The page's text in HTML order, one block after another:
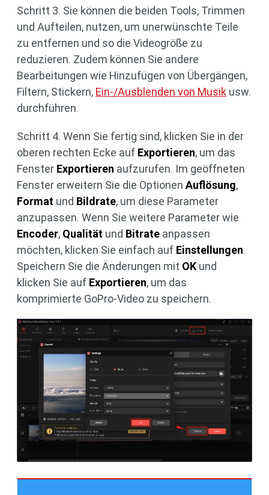
Schritt 3. Sie können die beiden Tools, Trimmen
und Aufteilen, nutzen, um unerwünschte Teile
zu entfernen und so die Videogröße zu
reduzieren. Zudem können Sie andere
Bearbeitungen wie Hinzufügen von Übergängen,
Filtern, Stickern, Ein-/Ausblenden von Musik usw.
durchführen.
Schritt 4. Wenn Sie fertig sind, klicken Sie in der
oberen rechten Ecke auf Exportieren, um das
Fenster Exportieren aufzurufen. Im geöffneten
Fenster erweitern Sie die Optionen Auflösung,
Format und Bildrate, um diese Parameter
anzupassen. Wenn Sie weitere Parameter wie
Encoder, Qualität und Bitrate anpassen
möchten, klicken Sie einfach auf Einstellungen.
Speichern Sie die Änderungen mit OK und
klicken Sie auf Exportieren, um das
komprimierte GoPro-Video zu speichern.